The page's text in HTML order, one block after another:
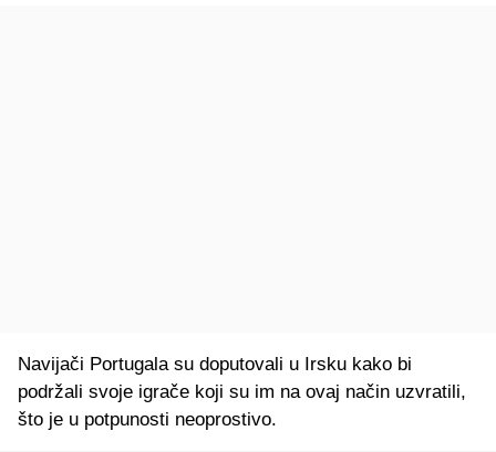
Navijači Portugala su doputovali u Irsku kako bi
podržali svoje igrače koji su im na ovaj način uzvratili,
što je u potpunosti neoprostivo.